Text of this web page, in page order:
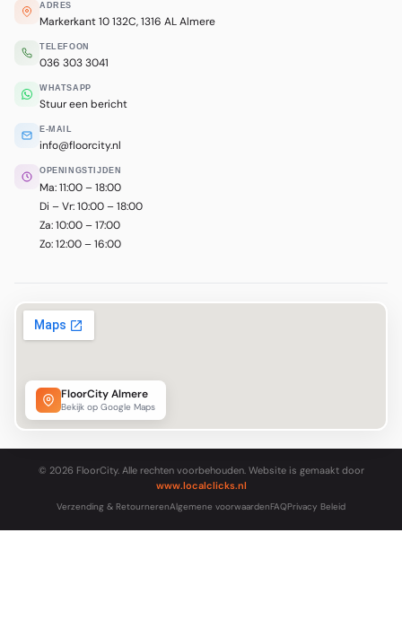
ADRES
Markerkant 10 132C, 1316 AL Almere
TELEFOON
036 303 3041
WHATSAPP
Stuur een bericht
E-MAIL
info@floorcity.nl
OPENINGSTIJDEN
Ma: 11:00 – 18:00
Di – Vr: 10:00 – 18:00
Za: 10:00 – 17:00
Zo: 12:00 – 16:00
FloorCity Almere
Bekijk op Google Maps
© 2026 FloorCity. Alle rechten voorbehouden. Website is gemaakt door
www.localclicks.nl
Verzending & RetournerenAlgemene voorwaardenFAQPrivacy Beleid